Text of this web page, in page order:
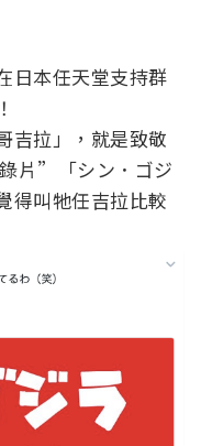
日本任天堂支持群
吉拉」，就是致敬
片”「シン．ゴジ
得叫牠任吉拉比較